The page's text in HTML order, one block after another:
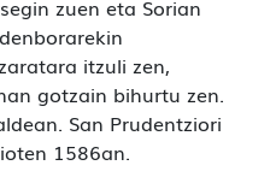
zuen eta Sorian
itzuli zen,
gotzain bihurtu zen.
San Prudentziori
1586an.